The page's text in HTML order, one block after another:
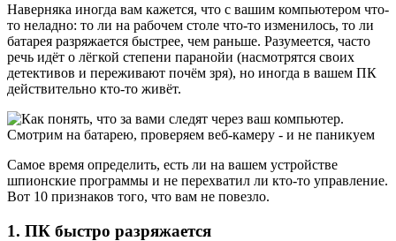
Наверняка иногда вам кажется, что с вашим компьютером что-
то неладно: то ли на рабочем столе что-то изменилось, то ли
батарея разряжается быстрее, чем раньше. Разумеется, часто
речь идёт о лёгкой степени паранойи (насмотрятся своих
детективов и переживают почём зря), но иногда в вашем ПК
действительно кто-то живёт.
Самое время определить, есть ли на вашем устройстве
шпионские программы и не перехватил ли кто-то управление.
Вот 10 признаков того, что вам не повезло.
1. ПК быстро разряжается